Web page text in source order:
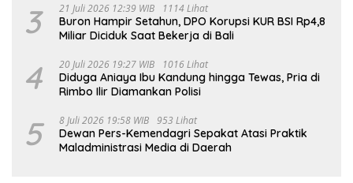
3 21 Juli 2026 12:39 WIB 1114 Lihat
Buron Hampir Setahun, DPO Korupsi KUR BSI Rp4,8
Miliar Diciduk Saat Bekerja di Bali
4 20 Juli 2026 19:27 WIB 1016 Lihat
Diduga Aniaya Ibu Kandung hingga Tewas, Pria di
Rimbo Ilir Diamankan Polisi
5 8 Juli 2026 19:58 WIB 953 Lihat
Dewan Pers-Kemendagri Sepakat Atasi Praktik
Maladministrasi Media di Daerah